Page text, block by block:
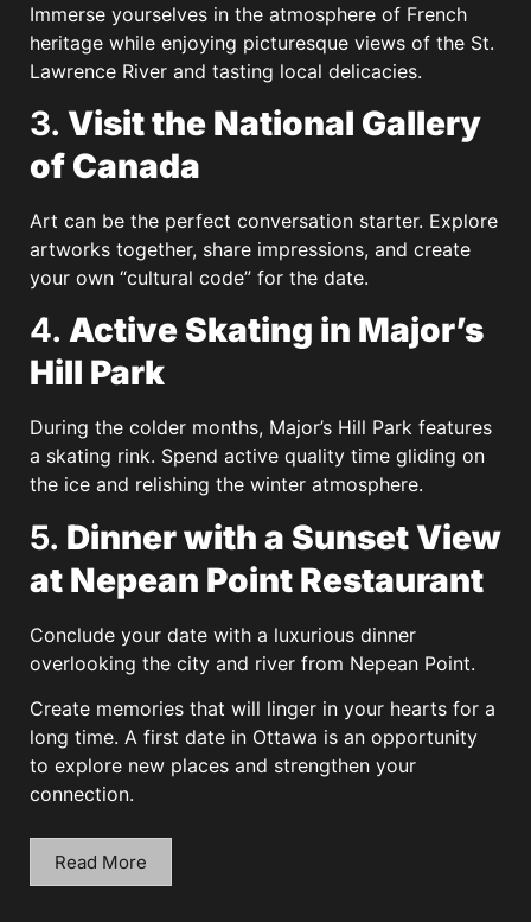
Immerse yourselves in the atmosphere of French
heritage while enjoying picturesque views of the St.
Lawrence River and tasting local delicacies.
3. Visit the National Gallery
of Canada
Art can be the perfect conversation starter. Explore
artworks together, share impressions, and create
your own “cultural code” for the date.
4. Active Skating in Major’s
Hill Park
During the colder months, Major’s Hill Park features
a skating rink. Spend active quality time gliding on
the ice and relishing the winter atmosphere.
5. Dinner with a Sunset View
at Nepean Point Restaurant
Conclude your date with a luxurious dinner
overlooking the city and river from Nepean Point.
Create memories that will linger in your hearts for a
long time. A first date in Ottawa is an opportunity
to explore new places and strengthen your
connection.
Read More